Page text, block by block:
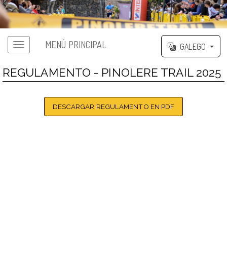
MENÚ PRINCIPAL GALEGO
REGULAMENTO - PINOLERE TRAIL 2025
DESCARGAR REGULAMENTO EN PDF